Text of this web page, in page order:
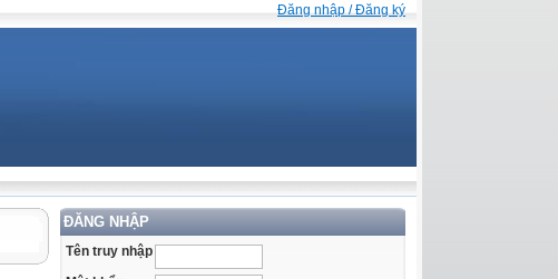
Đăng nhập / Đăng ký
ĐĂNG NHẬP
Tên truy nhập